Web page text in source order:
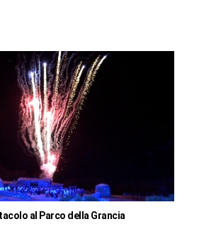
al Parco della Grancia